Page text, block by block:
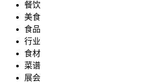
餐饮
美食
食品
行业
食材
菜谱
展会